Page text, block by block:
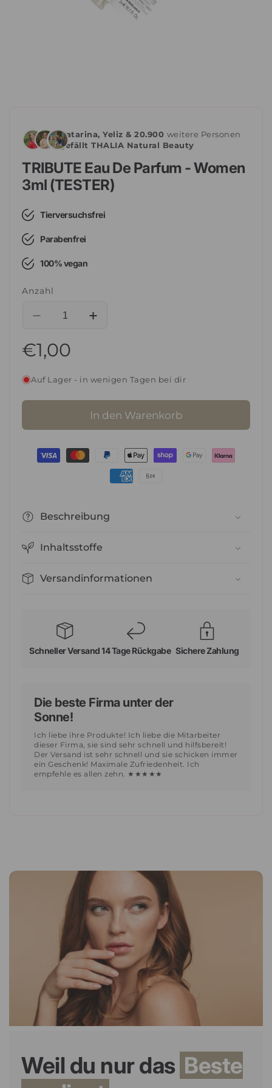
Katarina, Yeliz & 20.900 weitere Personen
gefällt THALIA Natural Beauty
TRIBUTE Eau De Parfum - Women
3ml (TESTER)
Tierversuchsfrei
Parabenfrei
100% vegan
Anzahl
Verringere
Menge
für
Eau
De
3ml
(TESTER)
Erhöhe
Eau
De
Parfum
-
3ml
(TESTER)
Normaler
€1,00
Auf Lager - in wenigen Tagen bei dir
In den Warenkorb
Zahlungsmethoden
Beschreibung
Inhaltsstoffe
Versandinformationen
Schneller Versand14 Tage Rückgabe Sichere Zahlung
Die beste Firma unter der
Sonne!
Ich liebe ihre Produkte! Ich liebe die Mitarbeiter
dieser Firma, sie sind sehr schnell und hilfsbereit!
Der Versand ist sehr schnell und sie schicken immer
ein Geschenk! Maximale Zufriedenheit. Ich
empfehle es allen zehn. ★★★★★
Weil du nur das Beste